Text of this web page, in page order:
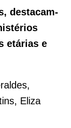
destacam-
etárias e
Eliza